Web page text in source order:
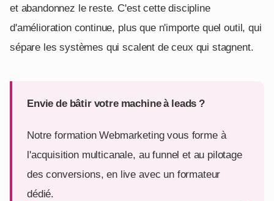
et abandonnez le reste. C'est cette discipline
d'amélioration continue, plus que n'importe quel outil, qui
sépare les systèmes qui scalent de ceux qui stagnent.
Envie de bâtir votre machine à leads ?
Notre formation Webmarketing vous forme à
l'acquisition multicanale, au funnel et au pilotage
des conversions, en live avec un formateur
dédié.